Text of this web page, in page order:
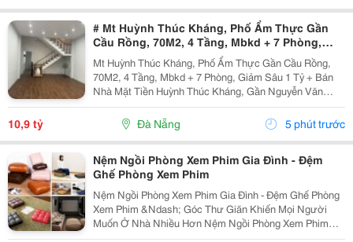
# Mt Huỳnh Thúc Kháng, Phố Ẩm Thực Gần
Cầu Rồng, 70M2, 4 Tầng, Mbkd + 7 Phòng,
Giảm Sâu 1 Tỷ
Mt Huỳnh Thúc Kháng, Phố Ẩm Thực Gần Cầu Rồng,
70M2, 4 Tầng, Mbkd + 7 Phòng, Giảm Sâu 1 Tỷ + Bán
Nhà Mặt Tiền Huỳnh Thúc Kháng, Gần Nguyễn Văn
Linh, Cầu Rồng, Phố Ẩm Thực Kinh Doanh Dịch Vụ Du
Lịch Nhộn Nhịp Ngày Đêm. + Dt 70M2, Ngang 4.2M, Nở
10,9 tỷ Đà Nẵng 5 phút trước
Nệm Ngồi Phòng Xem Phim Gia Đình - Đệm
Ghế Phòng Xem Phim
Nệm Ngồi Phòng Xem Phim Gia Đình - Đệm Ghế Phòng
Xem Phim &Ndash; Góc Thư Giãn Khiến Mọi Người
Muốn Ở Nhà Nhiều Hơn Nệm Ngồi Phòng Xem Phim
Gia Đình Đệm Ghế Phòng Xem Phim Được Thiết Kế Với